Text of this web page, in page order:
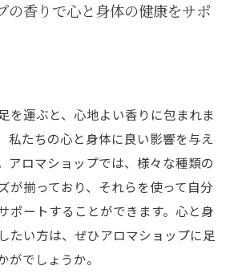
の香りで心と身体の健康をサポ
を運ぶと、心地よい香りに包まれま
私たちの心と身体に良い影響を与え
アロマショップでは、様々な種類の
が揃っており、それらを使って自分
ポートすることができます。心と身
たい方は、ぜひアロマショップに足
がでしょうか。